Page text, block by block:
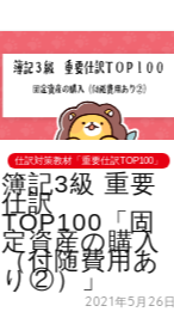
仕訳対策教材「重要仕訳TOP100」
簿記3級 重要
仕訳
TOP100「固
定資産の購入
（付随費用あ
り②）」
2021年5月26日